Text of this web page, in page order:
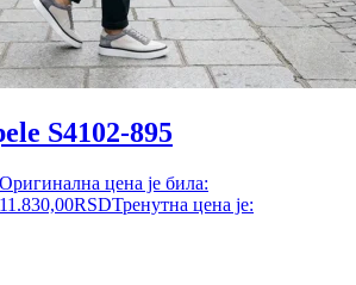
S4102-895
Оригинална цена је била:
11.830,00RSDТренутна цена је: